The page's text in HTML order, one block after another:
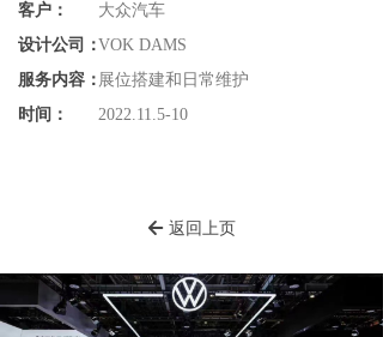
客户：
设计公司：
服务内容：
时间：
大众汽车
VOK DAMS
展位搭建和日常维护
2022.11.5-10
녔 返回上页